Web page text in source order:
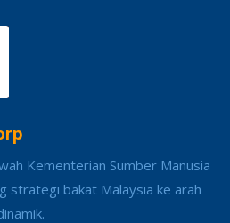
Kementerian Sumber Manusia
strategi bakat Malaysia ke arah